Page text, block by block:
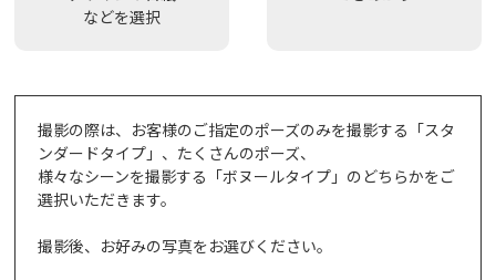
などを選択
撮影の際は、お客様のご指定のポーズのみを撮影する「スタ
ンダードタイプ」、たくさんのポーズ、
様々なシーンを撮影する「ボヌールタイプ」のどちらかをご
選択いただきます。
撮影後、お好みの写真をお選びください。